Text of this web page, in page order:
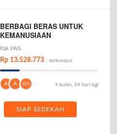
BERBAGI BERAS UNTUK
KEMANUSIAAN
Kak PAIS
Rp 13.528.773 terkumpul
A A 117+ 4 bulan, 24 hari lagi
SIAP SEDEKAH